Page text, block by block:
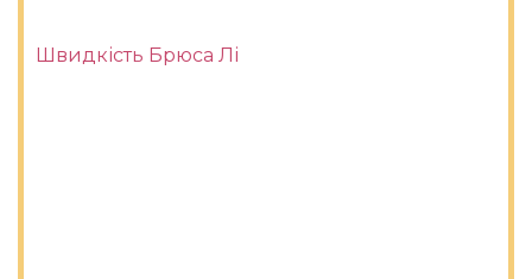
Швидкість Брюса Лі